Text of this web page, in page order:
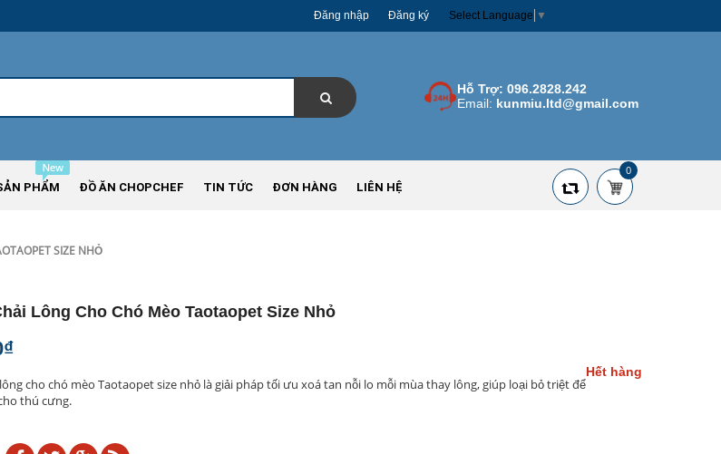
Đăng nhập Đăng ký Select Language ▼
Hỗ Trợ: 096.2828.242
Email: kunmiu.ltd@gmail.com
PHẨM ĐỒ ĂN CHOPCHEF TIN TỨC ĐƠN HÀNG LIÊN HỆ
0
SIZE NHỎ
Lông Cho Chó Mèo Taotaopet Size Nhỏ
Hết hàng
cho chó mèo Taotaopet size nhỏ là giải pháp tối ưu xoá tan nỗi lo mỗi mùa thay lông, giúp loại bỏ triệt để
thú cưng.